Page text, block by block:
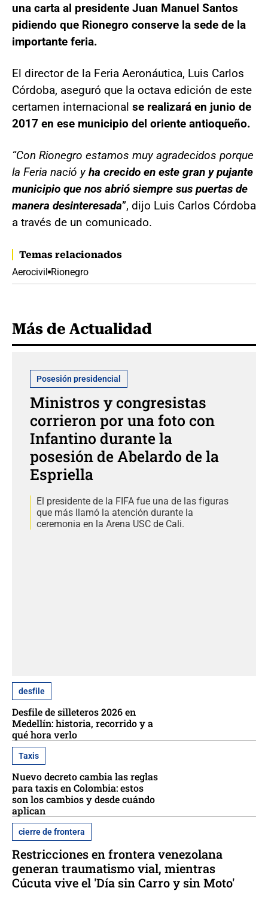
una carta al presidente Juan Manuel Santos
pidiendo que Rionegro conserve la sede de la
importante feria.
El director de la Feria Aeronáutica, Luis Carlos
Córdoba, aseguró que la octava edición de este
certamen internacional se realizará en junio de
2017 en ese municipio del oriente antioqueño.
“Con Rionegro estamos muy agradecidos porque
la Feria nació yha crecido en este gran y pujante
municipio que nos abrió siempre sus puertas de
manera desinteresada”, dijo Luis Carlos Córdoba
a través de un comunicado.
Temas relacionados
Aerocivil Rionegro
Más de Actualidad
Posesión presidencial
Ministros y congresistas
corrieron por una foto con
Infantino durante la
posesión de Abelardo de la
Espriella
El presidente de la FIFA fue una de las figuras
que más llamó la atención durante la
ceremonia en la Arena USC de Cali.
desfile
Desfile de silleteros 2026 en
Medellín: historia, recorrido y a
qué hora verlo
Taxis
Nuevo decreto cambia las reglas
para taxis en Colombia: estos
son los cambios y desde cuándo
aplican
cierre de frontera
Restricciones en frontera venezolana
generan traumatismo vial, mientras
Cúcuta vive el 'Día sin Carro y sin Moto'